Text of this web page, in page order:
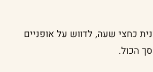
בעצימות בינונית כחצי שעה, לדווש על אופניים